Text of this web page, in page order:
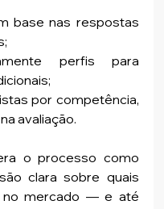
base nas respostas
perfis para
por competência,
avaliação.
o processo como
clara sobre quais
no mercado — e até